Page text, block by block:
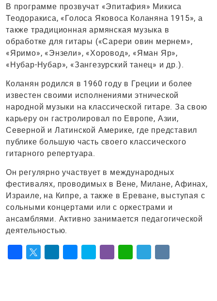
В программе прозвучат «Эпитафия» Микиса
Теодоракиса, «Голоса Яковоса Коланяна 1915», а
также традиционная армянская музыка в
обработке для гитары («Сарери овин мернем»,
«Яримо», «Энзели», «Хоровод», «Яман Яр»,
«Нубар-Нубар», «Зангезурский танец» и др.).
Коланян родился в 1960 году в Греции и более
известен своими исполнениями этнической
народной музыки на классической гитаре. За свою
карьеру он гастролировал по Европе, Азии,
Северной и Латинской Америке, где представил
публике большую часть своего классического
гитарного репертуара.
Он регулярно участвует в международных
фестивалях, проводимых в Вене, Милане, Афинах,
Израиле, на Кипре, а также в Ереване, выступая с
сольными концертами или с оркестрами и
ансамблями. Активно занимается педагогической
деятельностью.